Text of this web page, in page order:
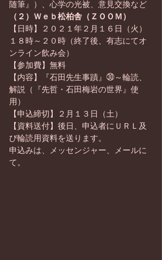
随筆』）、心学の光被、意見交換など
（２）Ｗｅｂ松柏舎（ＺＯＯＭ）
【日時】２０２１年２月１６日（火）
１８時～２０時（終了後、有志にてオ
ンライン飲み会）
【参加費】無料
【内容】『石田先生事蹟』㉚～輪読、
解説（『先哲・石田梅岩の世界』使
用）
【申込締切】２月１３日（土）
【資料送付】後日、申込者にＵＲＬ及
び輪読用資料を送ります。
申込みは、メッセンジャー、メールに
て。